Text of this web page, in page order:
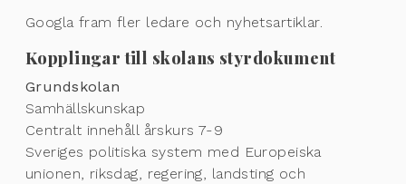
Googla fram fler ledare och nyhetsartiklar.
Kopplingar till skolans styrdokument
Grundskolan
Samhällskunskap
Centralt innehåll årskurs 7-9
Sveriges politiska system med Europeiska
unionen, riksdag, regering, landsting och